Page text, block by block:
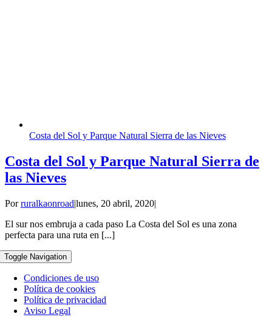
Costa del Sol y Parque Natural Sierra de las Nieves
Costa del Sol y Parque Natural Sierra de
las Nieves
Porruralkaonroad|lunes, 20 abril, 2020|
El sur nos embruja a cada paso La Costa del Sol es una zona
perfecta para una ruta en [...]
Toggle Navigation
Condiciones de uso
Política de cookies
Política de privacidad
Aviso Legal